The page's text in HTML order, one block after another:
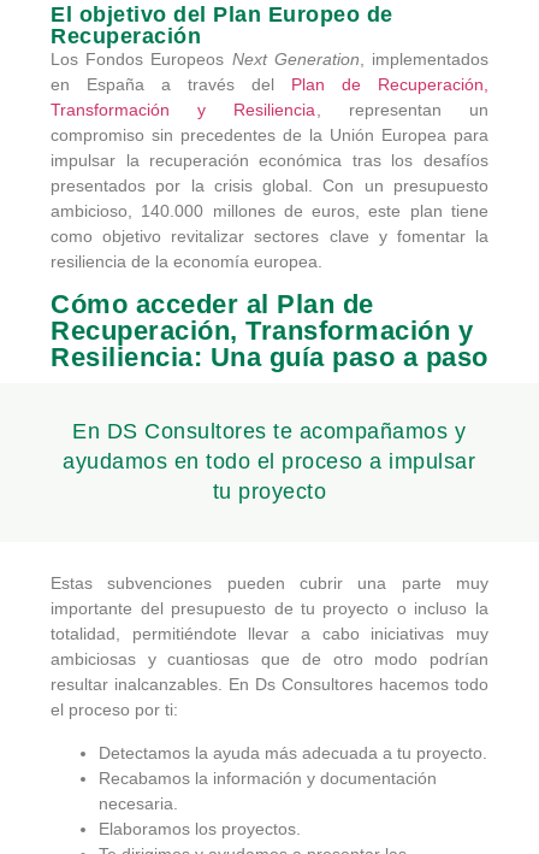
El objetivo del Plan Europeo de
Recuperación
Los Fondos Europeos Next Generation , implementados
en España a través del Plan de Recuperación,
Transformación y Resiliencia , representan un
compromiso sin precedentes de la Unión Europea para
impulsar la recuperación económica tras los desafíos
presentados por la crisis global. Con un presupuesto
ambicioso, 140.000 millones de euros, este plan tiene
como objetivo revitalizar sectores clave y fomentar la
resiliencia de la economía europea.
Cómo acceder al Plan de
Recuperación, Transformación y
Resiliencia: Una guía paso a paso
En DS Consultores te acompañamos y
ayudamos en todo el proceso a impulsar
tu proyecto
Estas subvenciones pueden cubrir una parte muy
importante del presupuesto de tu proyecto o incluso la
totalidad, permitiéndote llevar a cabo iniciativas muy
ambiciosas y cuantiosas que de otro modo podrían
resultar inalcanzables. En Ds Consultores hacemos todo
el proceso por ti:
Detectamos la ayuda más adecuada a tu proyecto.
Recabamos la información y documentación
necesaria.
Elaboramos los proyectos.